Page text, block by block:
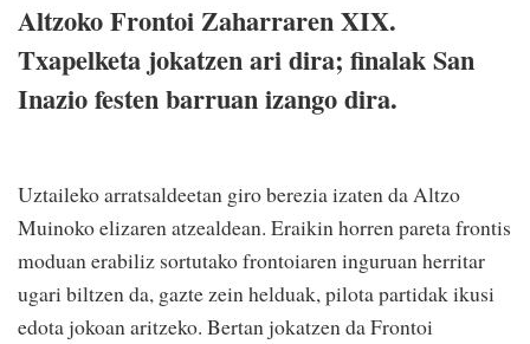
Altzoko Frontoi Zaharraren XIX.
Txapelketa jokatzen ari dira; finalak San
Inazio festen barruan izango dira.
Uztaileko arratsaldeetan giro berezia izaten da Altzo
Muinoko elizaren atzealdean. Eraikin horren pareta frontis
moduan erabiliz sortutako frontoiaren inguruan herritar
ugari biltzen da, gazte zein helduak, pilota partidak ikusi
edota jokoan aritzeko. Bertan jokatzen da Frontoi